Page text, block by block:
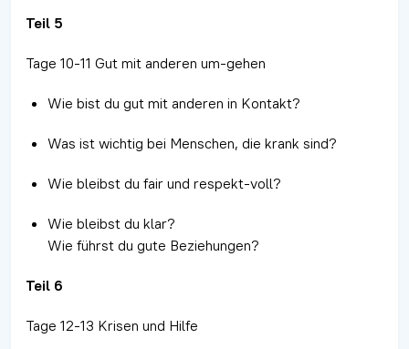
Teil 5
Tage 10-11 Gut mit anderen um-gehen
Wie bist du gut mit anderen in Kontakt?
Was ist wichtig bei Menschen, die krank sind?
Wie bleibst du fair und respekt-voll?
Wie bleibst du klar?
Wie führst du gute Beziehungen?
Teil 6
Tage 12-13 Krisen und Hilfe